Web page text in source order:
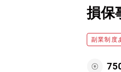
損保
副業制度